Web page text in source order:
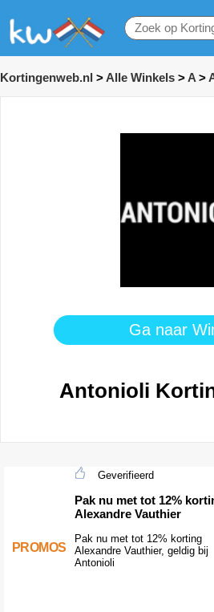
Kortingenweb.nl > Alle Winkels > A >
Ga naar
Antonioli
PROMOS
Geverifieerd
Pak nu met tot 12%
Alexandre Vauthier
Pak nu met tot 12% korting
Alexandre Vauthier, geldig bij
Antonioli